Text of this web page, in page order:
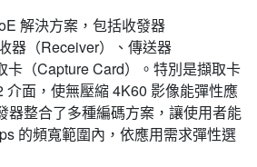
解決方案，包括收發器
器（Receiver）、傳送器
卡（Capture Card）。特別是擷取卡
介面，使無壓縮 4K60 影像能彈性應
器整合了多種編碼方案，讓使用者能
的頻寬範圍內，依應用需求彈性選